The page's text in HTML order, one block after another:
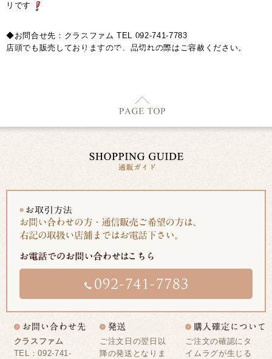
リです
◆お問合せ先：クラスファム TEL 092-741-7783
店頭でも販売しておりますので、品切れの際はご容赦ください。
クラスファム
TEL：092-741-
ご注文日の翌日以
降の発送となりま
ご注文の確認にタ
イムラグが生じる